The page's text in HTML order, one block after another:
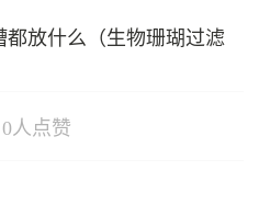
都放什么（生物珊瑚过滤
0人点赞